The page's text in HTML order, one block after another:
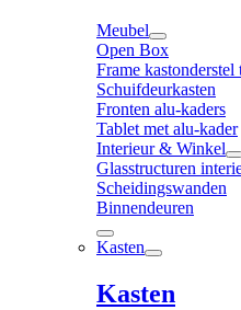
Meubel
Open Box
Frame
Schuifdeurkasten
Fronten alu-kaders
Tablet met alu-kader
Interieur & Winkel
Glasstructuren
Scheidingswanden
Binnendeuren
Kasten
Kasten